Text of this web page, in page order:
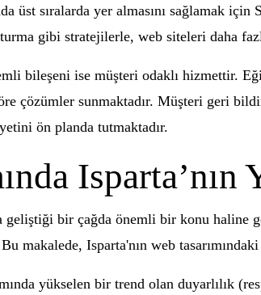
üst sıralarda yer almasını sağlamak
gibi stratejilerle, web siteleri daha
bileşeni ise müşteri odaklı hizmettir.
çözümler sunmaktadır. Müşteri geri
ön planda tutmaktadır.
geliştiği bir çağda önemli bir konu haline
makalede, Isparta'nın web
yükselen bir trend olan duyarlılık